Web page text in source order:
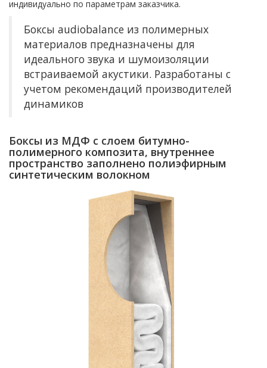
индивидуально по параметрам заказчика.
Боксы audiobalance из полимерных
материалов предназначены для
идеального звука и шумоизоляции
встраиваемой акустики. Разработаны с
учетом рекомендаций производителей
динамиков
Боксы из МДФ с слоем битумно-
полимерного композита, внутреннее
пространство заполнено полиэфирным
синтетическим волокном